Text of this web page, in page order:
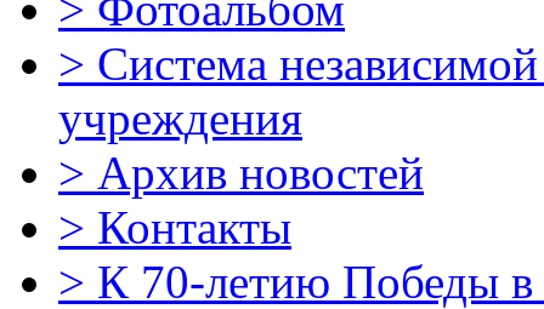
> Система
учреждения
> Архив новостей
> Контакты
> К 70-летию Победы в